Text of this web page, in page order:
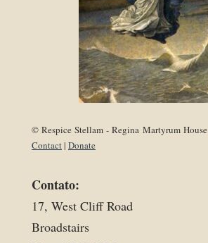
© Respice Stellam - Regina Martyrum House
Contact| Donate
Contato:
17, West Cliff Road
Broadstairs